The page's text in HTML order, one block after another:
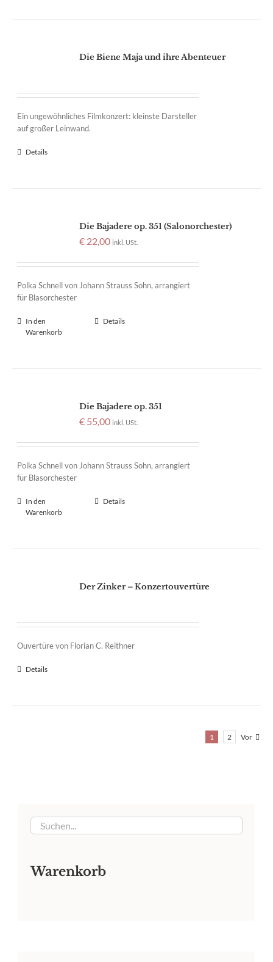
Die Biene Maja und ihre Abenteuer
Ein ungewöhnliches Filmkonzert: kleinste Darsteller
auf großer Leinwand.
Details
Die Bajadere op. 351 (Salonorchester)
€ 22,00 inkl. USt.
Polka Schnell von Johann Strauss Sohn, arrangiert
für Blasorchester
In den
Warenkorb
Details
Die Bajadere op. 351
€ 55,00 inkl. USt.
Polka Schnell von Johann Strauss Sohn, arrangiert
für Blasorchester
In den
Warenkorb
Details
Der Zinker – Konzertouvertüre
Ouvertüre von Florian C. Reithner
Details
1 2 Vor
Warenkorb